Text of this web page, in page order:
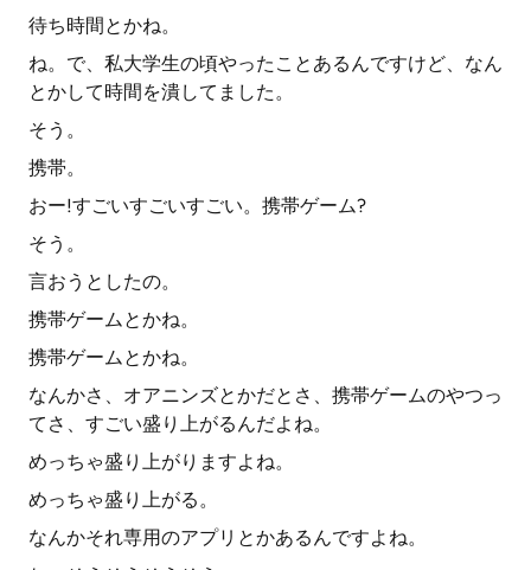
待ち時間とかね。
ね。で、私大学生の頃やったことあるんですけど、なん
とかして時間を潰してました。
そう。
携帯。
おー!すごいすごいすごい。携帯ゲーム?
そう。
言おうとしたの。
携帯ゲームとかね。
携帯ゲームとかね。
なんかさ、オアニンズとかだとさ、携帯ゲームのやつっ
てさ、すごい盛り上がるんだよね。
めっちゃ盛り上がりますよね。
めっちゃ盛り上がる。
なんかそれ専用のアプリとかあるんですよね。